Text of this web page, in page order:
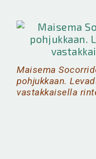
Maisema
pohjukkaan.
vastakkaisella